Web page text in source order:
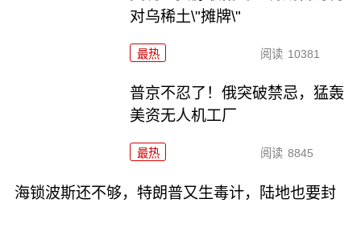
对乌稀土\"摊牌\"
最热 阅读 10381
普京不忍了！俄突破禁忌，猛轰
美资无人机工厂
最热 阅读 8845
海锁波斯还不够，特朗普又生毒计，陆地也要封